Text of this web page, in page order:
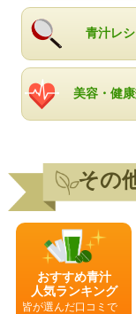
青汁レ
美容・健
その
おすすめ青汁
人気ランキング
皆が選んだ口コミで